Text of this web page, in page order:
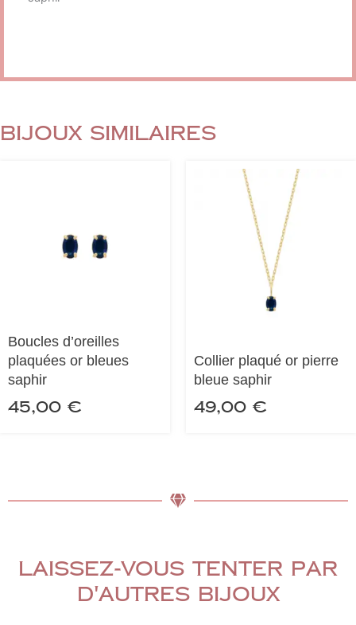
Bijoux similaires
Boucles d’oreilles
plaquées or bleues
saphir
45,00 €
Collier plaqué or pierre
bleue saphir
49,00 €
Laissez-vous tenter par
d'autres bijoux